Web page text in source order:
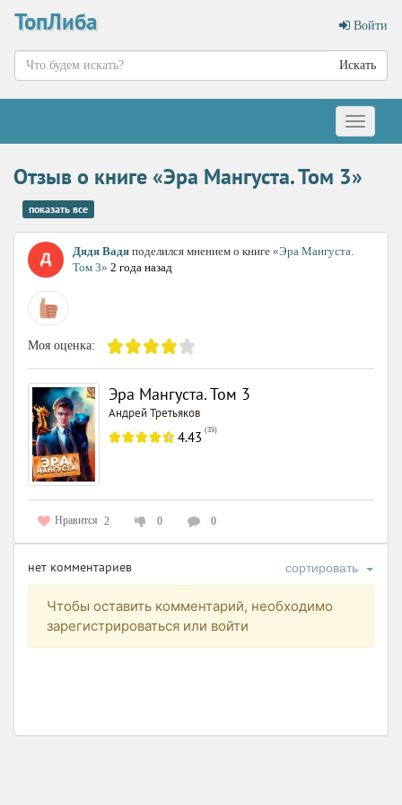
ТопЛиба Войти
Искать
Меню
Отзыв о книге «Эра Мангуста. Том 3»
показать все
Дядя Вадя поделился мнением о книге «Эра Мангуста.
Том 3» 2 года назад
Моя оценка:
Эра Мангуста. Том 3
Андрей Третьяков
4.43 (35)
Нравится 2 0 0